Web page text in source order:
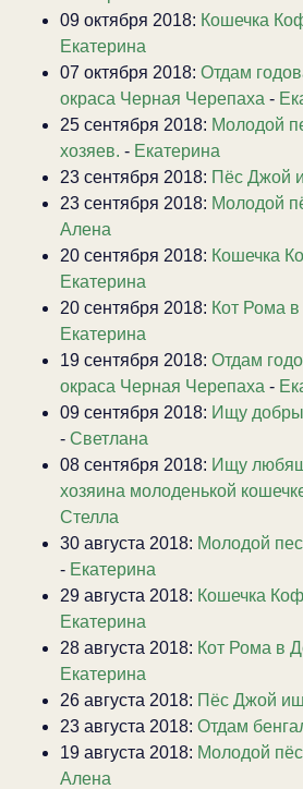
09 октября 2018: Кошечка
Екатерина
07 октября 2018: Отдам
окраса Черная Черепаха -
25 сентября 2018: Молодой
хозяев. - Екатерина
23 сентября 2018: Пёс Джой
23 сентября 2018: Молодой
Алена
20 сентября 2018: Кошечка
Екатерина
20 сентября 2018: Кот Рома
Екатерина
19 сентября 2018: Отдам
окраса Черная Черепаха -
09 сентября 2018: Ищу
- Светлана
08 сентября 2018: Ищу
хозяина молоденькой
Стелла
30 августа 2018: Молодой
- Екатерина
29 августа 2018: Кошечка
Екатерина
28 августа 2018: Кот Рома в
Екатерина
26 августа 2018: Пёс Джой
23 августа 2018: Отдам
19 августа 2018: Молодой
Алена